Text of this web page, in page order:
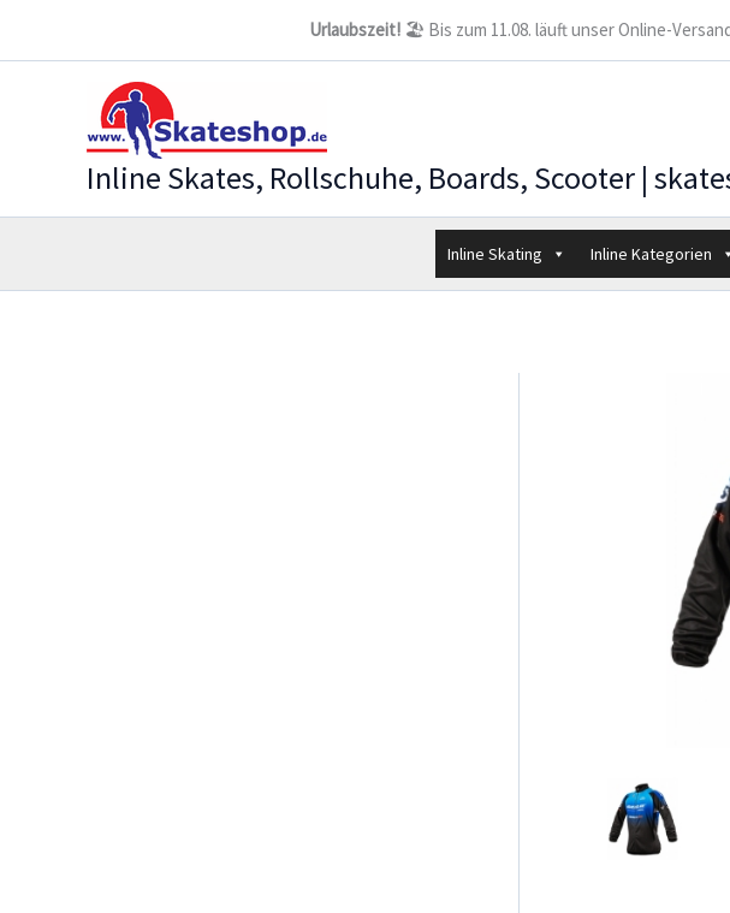
Urlaubszeit! 🏖️ Bis zum 11.08. läuft unser Online-
Inline Skates, Rollschuhe, Boards, Scooter |
Inline Skating Inline Kategorien